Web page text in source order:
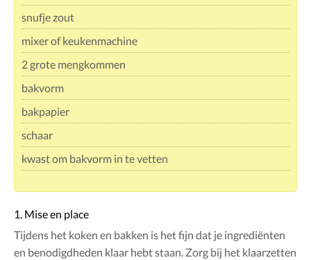
snufje zout
mixer of keukenmachine
2 grote mengkommen
bakvorm
bakpapier
schaar
kwast om bakvorm in te vetten
1. Mise en place
Tijdens het koken en bakken is het fijn dat je ingrediënten
en benodigdheden klaar hebt staan. Zorg bij het klaarzetten